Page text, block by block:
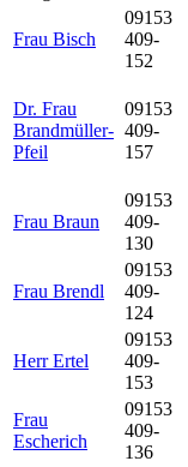
Frau Bisch
09153
409-
152
Dr. Frau
Brandmüller-
Pfeil
09153
409-
157
Frau Braun
09153
409-
130
Frau Brendl
09153
409-
124
Herr Ertel
09153
409-
153
Frau
Escherich
09153
409-
136